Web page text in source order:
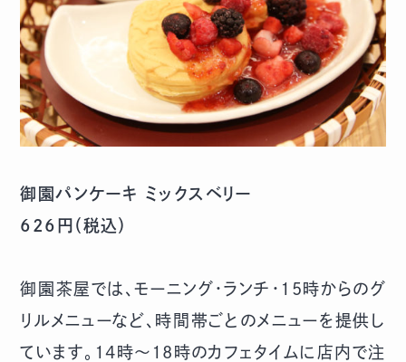
御園パンケーキ ミックスベリー
626円（税込）
御園茶屋では、モーニング・ランチ・15時からのグ
リルメニューなど、時間帯ごとのメニューを提供し
ています。14時～18時のカフェタイムに店内で注